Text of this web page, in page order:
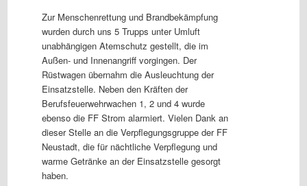
Zur Menschenrettung und Brandbekämpfung
wurden durch uns 5 Trupps unter Umluft
unabhängigen Atemschutz gestellt, die im
Außen- und Innenangriff vorgingen. Der
Rüstwagen übernahm die Ausleuchtung der
Einsatzstelle. Neben den Kräften der
Berufsfeuerwehrwachen 1, 2 und 4 wurde
ebenso die FF Strom alarmiert. Vielen Dank an
dieser Stelle an die Verpflegungsgruppe der FF
Neustadt, die für nächtliche Verpflegung und
warme Getränke an der Einsatzstelle gesorgt
haben.